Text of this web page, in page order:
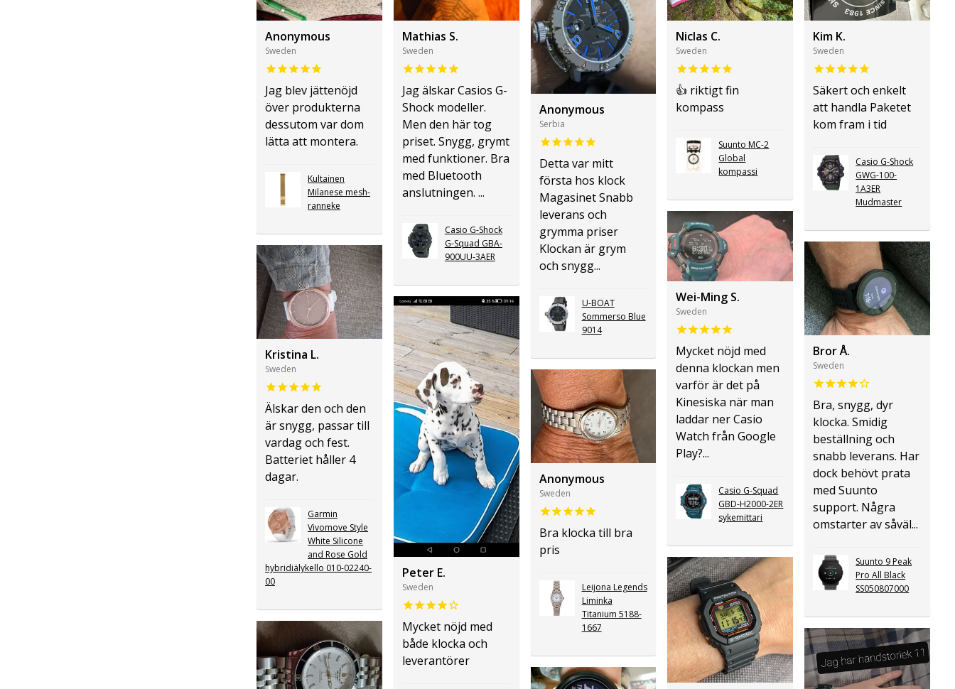
Anonymous
Sweden
Jag blev jättenöjd
över produkterna
dessutom var dom
lätta att montera.
Kultainen
Milanese mesh-
ranneke
Kristina L.
Sweden
Älskar den och den
är snygg, passar till
vardag och fest.
Batteriet håller 4
dagar.
Garmin
Vivomove Style
White Silicone
and Rose Gold
hybridiälykello 010-02240-
00
Mathias S.
Sweden
Jag älskar Casios G-
Shock modeller.
Men den här tog
priset. Snygg, grymt
med funktioner. Bra
med Bluetooth
anslutningen. ...
Casio G-Shock
G-Squad GBA-
900UU-3AER
Peter E.
Sweden
Mycket nöjd med
både klocka och
leverantörer
Anonymous
Serbia
Detta var mitt
första hos klock
Magasinet Snabb
leverans och
grymma priser
Klockan är grym
och snygg...
U-BOAT
Sommerso Blue
9014
Anonymous
Sweden
Bra klocka till bra
pris
Leijona Legends
Liminka
Titanium 5188-
1667
Niclas C.
Sweden
👍 riktigt fin
kompass
Suunto MC-2
Global
kompassi
Wei-Ming S.
Sweden
Mycket nöjd med
denna klockan men
varför är det på
Kinesiska när man
laddar ner Casio
Watch från Google
Play?...
Casio G-Squad
GBD-H2000-2ER
sykemittari
Kim K.
Sweden
Säkert och enkelt
att handla Paketet
kom fram i tid
Casio G-Shock
GWG-100-
1A3ER
Mudmaster
Bror Å.
Sweden
Bra, snygg, dyr
klocka. Smidig
beställning och
snabb leverans. Har
dock behövt prata
med Suunto
support. Några
omstarter av såväl...
Suunto 9 Peak
Pro All Black
SS050807000